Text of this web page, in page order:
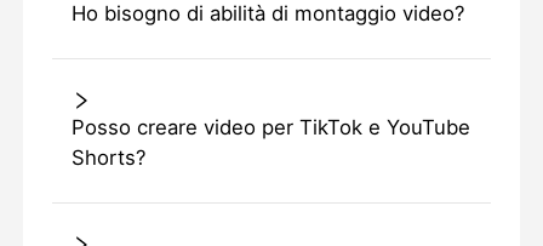
Ho bisogno di abilità di montaggio video?
Posso creare video per TikTok e YouTube
Shorts?